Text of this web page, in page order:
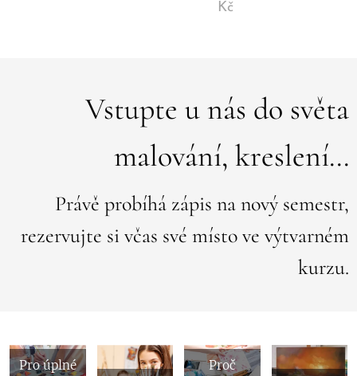
Kč
Vstupte u nás do světa
malování, kreslení...
Právě probíhá zápis na nový semestr,
rezervujte si včas své místo ve výtvarném
kurzu.
Pro úplné
Proč